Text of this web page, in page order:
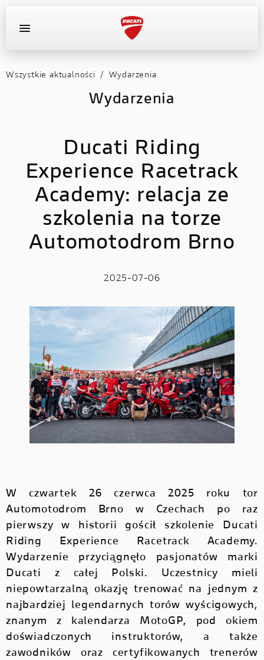
OFERTA DEALERA
MOTOCYKLE
AKTUALNOŚCI
OFERTA DEALERA
KONFIGURATOR
KONTAKT
Wszystkie aktualności / Wydarzenia
Wydarzenia
Ducati Riding
Experience Racetrack
Academy: relacja ze
szkolenia na torze
Automotodrom Brno
2025-07-06
W czwartek 26 czerwca 2025 roku tor
Automotodrom Brno w Czechach po raz
pierwszy w historii gościł szkolenie Ducati
Riding Experience Racetrack Academy.
Wydarzenie przyciągnęło pasjonatów marki
Ducati z całej Polski. Uczestnicy mieli
niepowtarzalną okazję trenować na jednym z
najbardziej legendarnych torów wyścigowych,
znanym z kalendarza MotoGP, pod okiem
doświadczonych instruktorów, a także
zawodników oraz certyfikowanych trenerów